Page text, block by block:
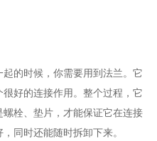
的时候，你需要用到法兰。它
好的连接作用。整个过程，它
栓、垫片，才能保证它在连接
同时还能随时拆卸下来。